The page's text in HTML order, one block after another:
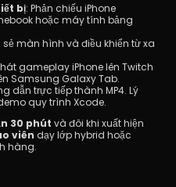
bị: Phản chiếu iPhone
hoặc máy tính bảng
màn hình và điều khiển từ xa
gameplay iPhone lên Twitch
Samsung Galaxy Tab.
dẫn trực tiếp thành MP4. Lý
quy trình Xcode.
30 phút và đôi khi xuất hiện
viên dạy lớp hybrid hoặc
hàng.